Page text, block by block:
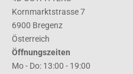
Kornmarktstrasse 7
6900 Bregenz
Österreich
Öffnungszeiten
Mo - Do: 13:00 - 19:00